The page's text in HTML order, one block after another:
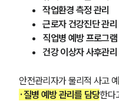
작업환경 측정 관리
근로자 건강진단 관리
직업병 예방 프로그램
건강 이상자 사후관리
안전관리자가 물리적 사고
·질병 예방 관리를 담당한다